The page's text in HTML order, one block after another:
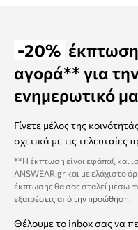
-20%
αγορά** για
ενημερωτικό
Γίνετε μέλος της
σχετικά με τις τελευταίες
**Η έκπτωση είναι εφάπαξ και
ANSWEAR.gr και με ελάχιστο
έκπτωσης θα σας σταλεί μέσω
εξαιρέσεις από την προώθηση
Θέλουμε το inbox σας να